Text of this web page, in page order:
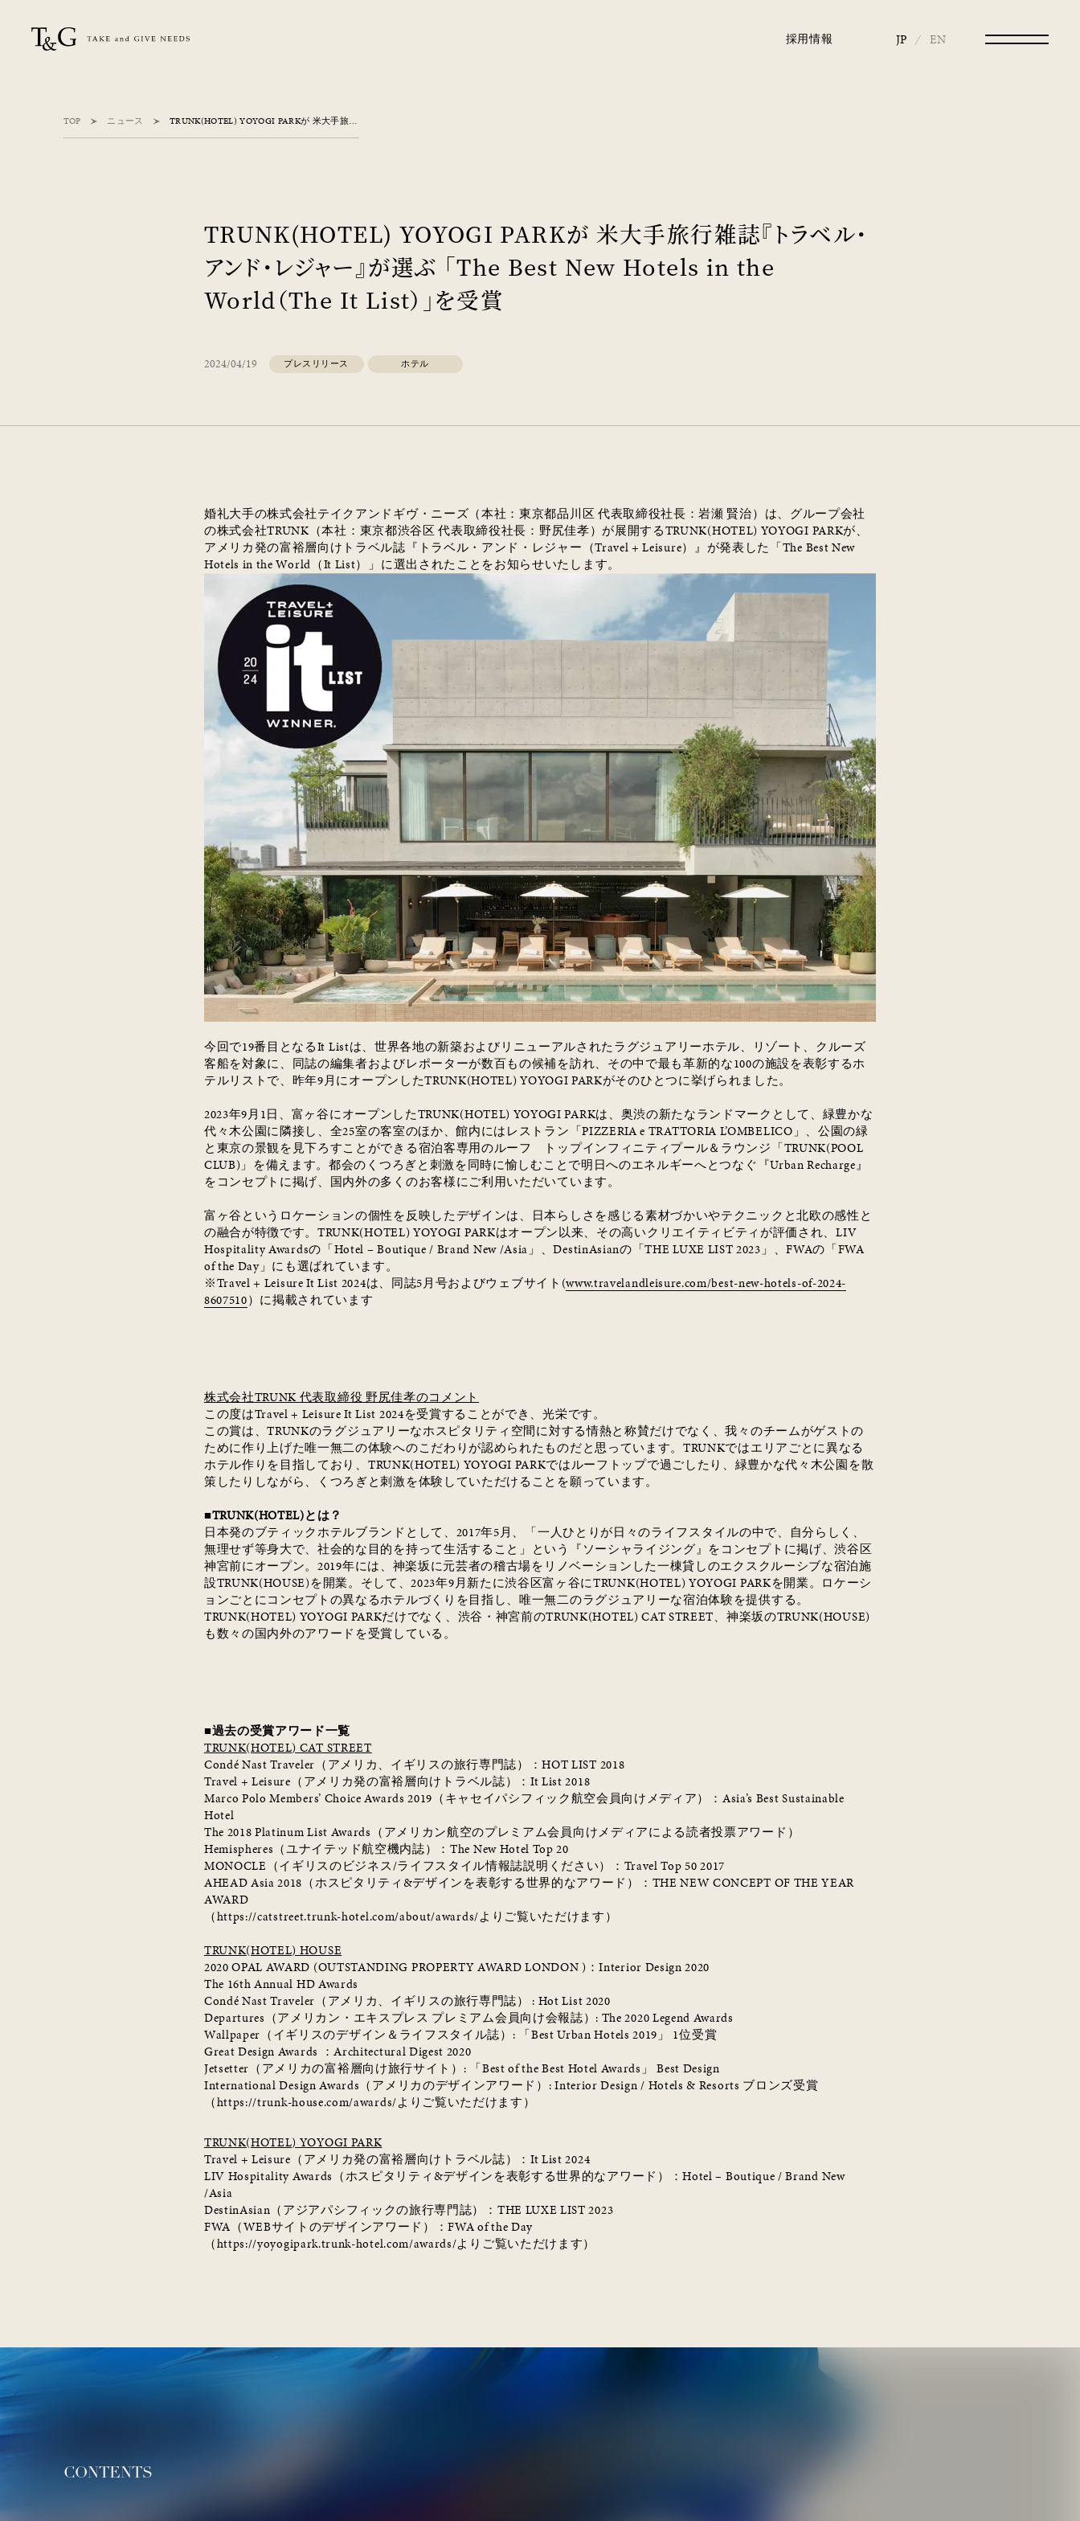
採用情報 JP EN
TOP ニュース TRUNK(HOTEL) YOYOGI PARKが 米大手旅行雑誌『トラベル・アンド・レジャー』が選ぶ 「The Best New Hotels in the World（The It List）」を受賞
TRUNK(HOTEL) YOYOGI PARKが 米大手旅行雑誌『トラベル・
アンド・レジャー』が選ぶ 「The Best New Hotels in the
World（The It List）」を受賞
2024/04/19 プレスリリース ホテル
婚礼大手の株式会社テイクアンドギヴ・ニーズ（本社：東京都品川区 代表取締役社長：岩瀬 賢治）は、グループ会社
の株式会社TRUNK （本社：東京都渋谷区 代表取締役社長：野尻佳孝）が展開するTRUNK(HOTEL) YOYOGI PARKが、
アメリカ発の富裕層向けトラベル誌『トラベル・アンド・レジャー（Travel + Leisure）』が発表した「The Best New
Hotels in the World （It List）」に選出されたことをお知らせいたします。
今回で19番目となるIt Listは、世界各地の新築およびリニューアルされたラグジュアリーホテル、リゾート、クルーズ
客船を対象に、同誌の編集者およびレポーターが数百もの候補を訪れ、その中で最も革新的な100の施設を表彰するホ
テルリストで、昨年9月にオープンしたTRUNK(HOTEL) YOYOGI PARKがそのひとつに挙げられました。
2023年9月 1日、富ヶ谷にオープンしたTRUNK(HOTEL) YOYOGI PARKは、奥渋の新たなランドマークとして、緑豊かな
代々木公園に隣接し、全25室の客室のほか、館内にはレストラン「PIZZERIA e TRATTORIA L’OMBELICO」、公園の緑
と東京の景観を見下ろすことができる宿泊客専用のルーフ トップインフィニティプール＆ラウンジ「TRUNK(POOL
CLUB)」を備えます。都会のくつろぎと刺激を同時に愉しむことで明日へのエネルギーへとつなぐ『Urban Recharge』
をコンセプトに掲げ、国内外の多くのお客様にご利用いただいています。
富ヶ谷というロケーションの個性を反映したデザインは、日本らしさを感じる素材づかいやテクニックと北欧の感性と
の融合が特徴です。TRUNK(HOTEL) YOYOGI PARKはオープン以来、その高いクリエイティビティが評価され、LIV
Hospitality Awardsの「Hotel – Boutique / Brand New /Asia」、DestinAsianの「THE LUXE LIST 2023」、FWAの「FWA
of the Day」にも選ばれています。
※Travel + Leisure It List 2024は、同誌5月号およびウェブサイト (www.travelandleisure.com/best-new-hotels-of-2024-
8607510）に掲載されています
株式会社TRUNK 代表取締役 野尻佳孝のコメント
この度はTravel + Leisure It List 2024を受賞することができ、光栄です。
この賞は、TRUNKのラグジュアリーなホスピタリティ空間に対する情熱と称賛だけでなく、我々のチームがゲストの
ために作り上げた唯一無二の体験へのこだわりが認められたものだと思っています。TRUNKではエリアごとに異なる
ホテル作りを目指しており、 TRUNK(HOTEL) YOYOGI PARKではルーフトップで過ごしたり、緑豊かな代々木公園を散
策したりしながら、くつろぎと刺激を体験していただけることを願っています。
■TRUNK(HOTEL)とは？
日本発のブティックホテルブランドとして、 2017年5月、「一人ひとりが日々のライフスタイルの中で、自分らしく、
無理せず等身大で、社会的な目的を持って生活すること」という『ソーシャライジング』をコンセプトに掲げ、渋谷区
神宮前にオープン。2019年には、神楽坂に元芸者の稽古場をリノベーションした一棟貸しのエクスクルーシブな宿泊施
設TRUNK(HOUSE)を開業。そして、2023年9月新たに渋谷区富ヶ谷にTRUNK(HOTEL) YOYOGI PARKを開業。ロケーシ
ョンごとにコンセプトの異なるホテルづくりを目指し、唯一無二のラグジュアリーな宿泊体験を提供する。
TRUNK(HOTEL) YOYOGI PARKだけでなく、渋谷・神宮前のTRUNK(HOTEL) CAT STREET、神楽坂のTRUNK(HOUSE)
も数々の国内外のアワードを受賞している。
■過去の受賞アワード一覧
TRUNK(HOTEL) CAT STREET
Condé Nast Traveler （アメリカ、イギリスの旅行専門誌）：HOT LIST 2018
Travel + Leisure （アメリカ発の富裕層向けトラベル誌）： It List 2018
Marco Polo Members’ Choice Awards 2019 （キャセイパシフィック航空会員向けメディア）： Asia’s Best Sustainable
Hotel
The 2018 Platinum List Awards （アメリカン航空のプレミアム会員向けメディアによる読者投票アワード）
Hemispheres （ユナイテッド航空機内誌）：The New Hotel Top 20
MONOCLE （イギリスのビジネス/ライフスタイル情報誌説明ください）： Travel Top 50 2017
AHEAD Asia 2018 （ホスピタリティ &デザインを表彰する世界的なアワード）： THE NEW CONCEPT OF THE YEAR
AWARD
（https://catstreet.trunk-hotel.com/about/awards/よりご覧いただけます）
TRUNK(HOTEL) HOUSE
2020 OPAL AWARD (OUTSTANDING PROPERTY AWARD LONDON ) ：Interior Design 2020
The 16th Annual HD Awards
Condé Nast Traveler （アメリカ、イギリスの旅行専門誌）
: Hot List 2020
Departures （アメリカン・エキスプレス プレミアム会員向け会報誌） : The 2020 Legend Awards
Wallpaper （イギリスのデザイン＆ライフスタイル誌） : 「Best Urban Hotels 2019 」 1位受賞
Great Design Awards ：Architectural Digest 2020
Jetsetter （アメリカの富裕層向け旅行サイト） : 「Best of the Best Hotel Awards 」Best Design
International Design Awards （アメリカのデザインアワード） : Interior Design / Hotels & Resorts ブロンズ受賞
（https://trunk-house.com/awards/よりご覧いただけます）
TRUNK(HOTEL) YOYOGI PARK
Travel + Leisure （アメリカ発の富裕層向けトラベル誌）： It List 2024
LIV Hospitality Awards （ホスピタリティ &デザインを表彰する世界的なアワード）：Hotel – Boutique / Brand New
/Asia
DestinAsian （アジアパシフィックの旅行専門誌）： THE LUXE LIST 2023
FWA （WEBサイトのデザインアワード）：FWA of the Day
（https://yoyogipark.trunk-hotel.com/awards/よりご覧いただけます）
CONTENTS